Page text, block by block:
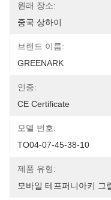
원래 장소:
중국 상하이
브랜드 이름:
GREENARK
인증:
CE Certificate
모델 번호:
TO04-07-45-38-10
제품 유형:
모바일 테프퍼니아키 그